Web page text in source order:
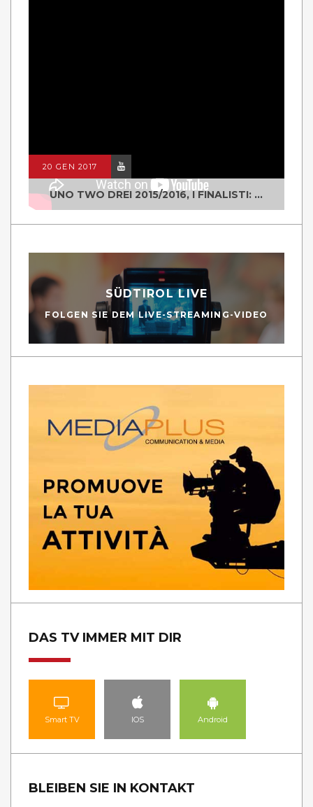
20 GEN 2017
UNO TWO DREI 2015/2016, I FINALISTI: CLASSE IV ALS ISTITUTO "DEGASPERI" BORGO VALSUGANA
SÜDTIROL LIVE
FOLGEN SIE DEM LIVE-STREAMING-VIDEO
DAS TV IMMER MIT DIR
Smart TV IOS Android
BLEIBEN SIE IN KONTAKT